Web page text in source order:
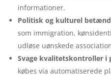
informationer.
Politisk og kulturel
som immigration,
udløse uønskede
Svage kvalitetskontroller i
købes via automatiserede